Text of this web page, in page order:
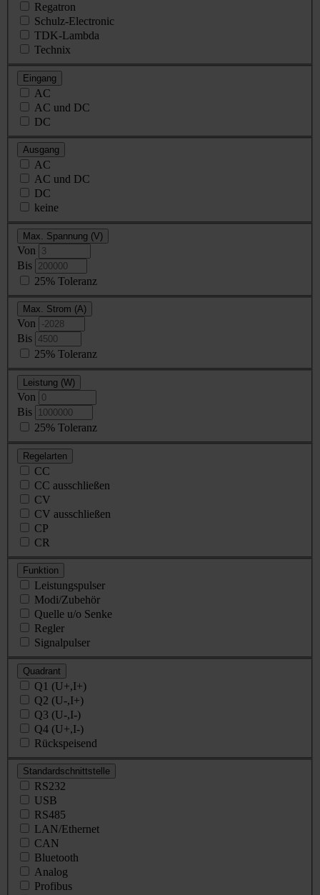
Regatron
Schulz-Electronic
TDK-Lambda
Technix
Eingang
AC
AC und DC
DC
Ausgang
AC
AC und DC
DC
keine
Max. Spannung (V)
Von
Bis
25% Toleranz
Max. Strom (A)
Von
Bis
25% Toleranz
Leistung (W)
Von
Bis
25% Toleranz
Regelarten
CC
CC ausschließen
CV
CV ausschließen
CP
CR
Funktion
Leistungspulser
Modi/Zubehör
Quelle u/o Senke
Regler
Signalpulser
Quadrant
Q1 (U+,I+)
Q2 (U-,I+)
Q3 (U-,I-)
Q4 (U+,I-)
Rückspeisend
Standardschnittstelle
RS232
USB
RS485
LAN/Ethernet
CAN
Bluetooth
Analog
Profibus